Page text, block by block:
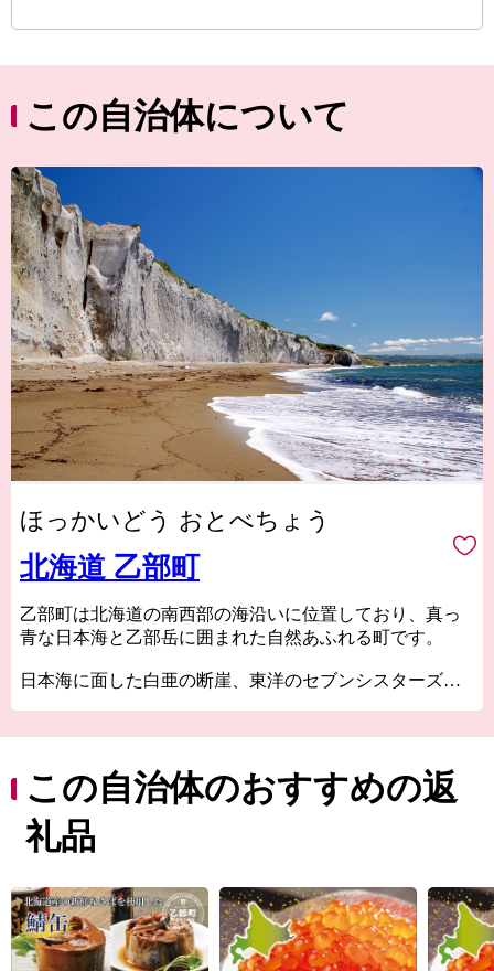
この自治体について
ほっかいどう おとべちょう
北海道 乙部町
乙部町は北海道の南西部の海沿いに位置しており、真っ
青な日本海と乙部岳に囲まれた自然あふれる町です。
日本海に面した白亜の断崖、東洋のセブンシスターズ
また、海だけではなく”縁結びの神様が宿る”と大切にさ
れてきた連理の木『縁桂』など、魅力あふれる名所が数
多くあります。
ぜひ堪能してください！
この自治体のおすすめの返
礼品